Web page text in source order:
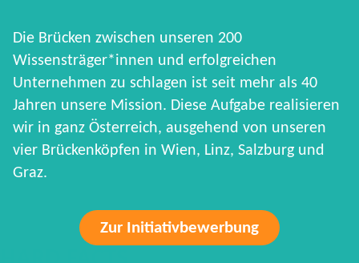
Die Brücken zwischen unseren 200
Wissensträger*innen und erfolgreichen
Unternehmen zu schlagen ist seit mehr als 40
Jahren unsere Mission. Diese Aufgabe realisieren
wir in ganz Österreich, ausgehend von unseren
vier Brückenköpfen in Wien, Linz, Salzburg und
Graz.
Zur Initiativbewerbung